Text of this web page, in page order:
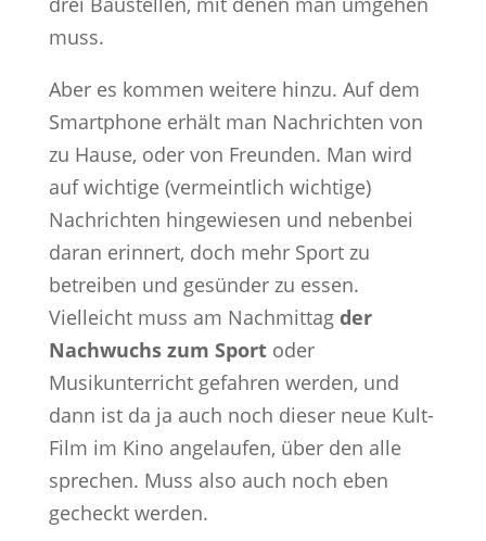
muss.
Aber es kommen weitere hinzu. Auf dem
Smartphone erhält man Nachrichten von
zu Hause, oder von Freunden. Man wird
auf wichtige (vermeintlich wichtige)
Nachrichten hingewiesen und nebenbei
daran erinnert, doch mehr Sport zu
betreiben und gesünder zu essen.
Vielleicht muss am Nachmittag der
Nachwuchs zum Sportoder
Musikunterricht gefahren werden, und
dann ist da ja auch noch dieser neue Kult-
Film im Kino angelaufen, über den alle
sprechen. Muss also auch noch eben
gecheckt werden.